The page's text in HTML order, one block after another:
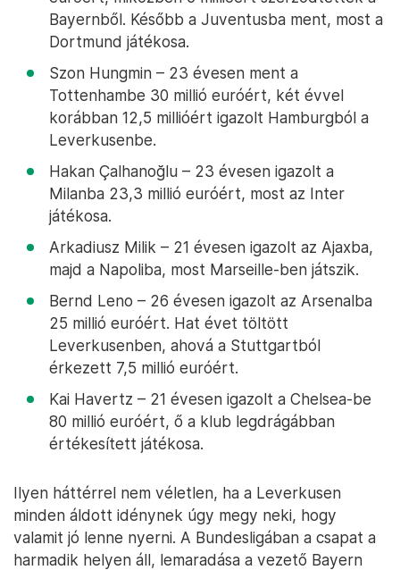
Bayernből. Később a Juventusba ment, most a
Dortmund játékosa.
Szon Hungmin – 23 évesen ment a
Tottenhambe 30 millió euróért, két évvel
korábban 12,5 millióért igazolt Hamburgból a
Leverkusenbe.
Hakan Çalhanoğlu – 23 évesen igazolt a
Milanba 23,3 millió euróért, most az Inter
játékosa.
Arkadiusz Milik – 21 évesen igazolt az Ajaxba,
majd a Napoliba, most Marseille-ben játszik.
Bernd Leno – 26 évesen igazolt az Arsenalba
25 millió euróért. Hat évet töltött
Leverkusenben, ahová a Stuttgartból
érkezett 7,5 millió euróért.
Kai Havertz – 21 évesen igazolt a Chelsea-be
80 millió euróért, ő a klub legdrágábban
értékesített játékosa.
Ilyen háttérrel nem véletlen, ha a Leverkusen
minden áldott idénynek úgy megy neki, hogy
valamit jó lenne nyerni. A Bundesligában a csapat a
harmadik helyen áll, lemaradása a vezető Bayern